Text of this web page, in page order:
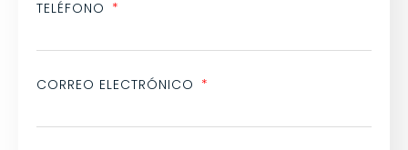
TELÉFONO
CORREO ELECTRÓNICO